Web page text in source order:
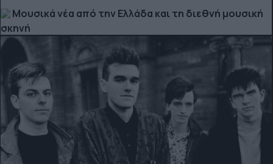
Μουσικά νέα από την Ελλάδα και τη διεθνή μουσική
σκηνή